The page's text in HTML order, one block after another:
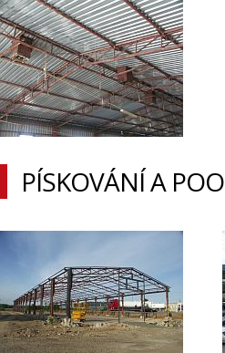
PÍSKOVÁNÍ A